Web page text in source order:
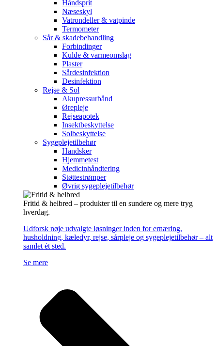
Håndsprit
Næseskyl
Vatrondeller & vatpinde
Termometer
Sår & skadebehandling
Forbindinger
Kulde & varmeomslag
Plaster
Sårdesinfektion
Desinfektion
Rejse & Sol
Akupressurbånd
Ørepleje
Rejseapotek
Insektbeskyttelse
Solbeskyttelse
Sygeplejetilbehør
Handsker
Hjemmetest
Medicinhåndtering
Støttestrømper
Øvrig sygeplejetilbehør
Fritid & helbred – produkter til en sundere og mere tryg
hverdag.
Udforsk nøje udvalgte løsninger inden for ernæring,
husholdning, kæledyr, rejse, sårpleje og sygeplejetilbehør – alt
samlet ét sted.
Se mere